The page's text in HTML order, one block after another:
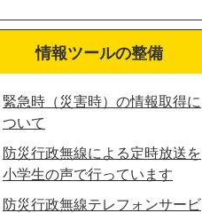
情報ツールの整備
緊急時（災害時）の情報取得に
ついて
防災行政無線による定時放送を
小学生の声で行っています
防災行政無線テレフォンサービ